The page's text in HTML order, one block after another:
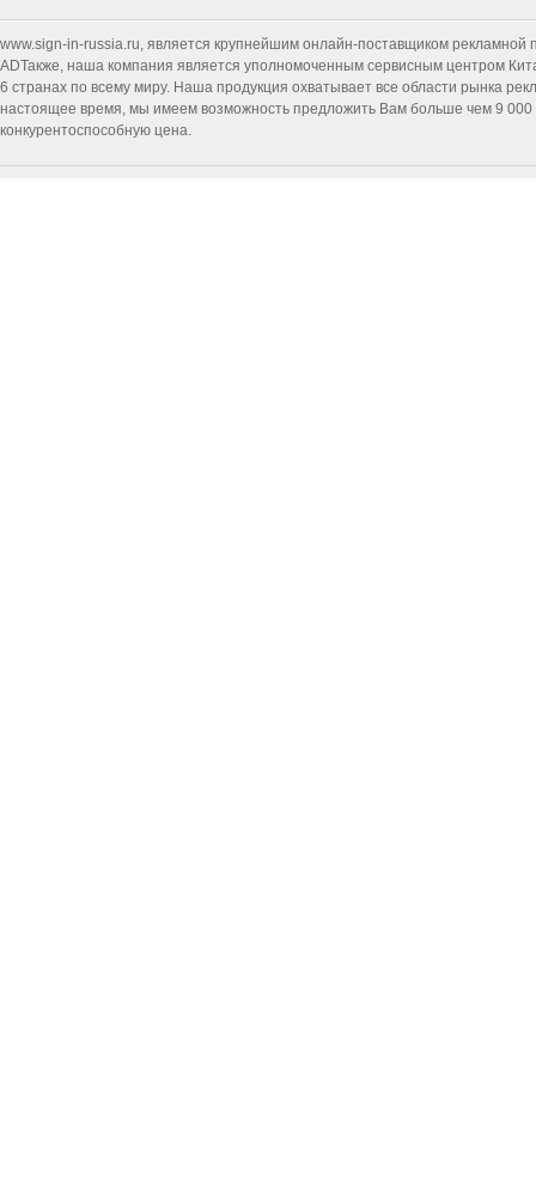
www.sign-in-russia.ru, является крупнейшим онлайн-поставщиком рекламной
ADТакже, наша компания является уполномоченным сервисным центром
6 странах по всему миру. Наша продукция охватывает все области рынка
настоящее время, мы имеем возможность предложить Вам больше чем 9 000
конкурентоспособную цена.